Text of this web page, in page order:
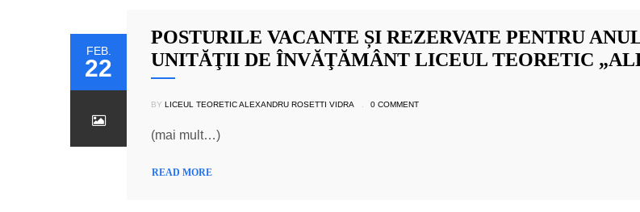
FEB.
22
POSTURILE VACANTE ȘI REZERVATE PENTRU
UNITĂŢII DE ÎNVĂŢĂMÂNT LICEUL TEORETIC
BY LICEUL TEORETIC ALEXANDRU ROSETTI VIDRA 0 COMMENT
(mai mult…)
READ MORE